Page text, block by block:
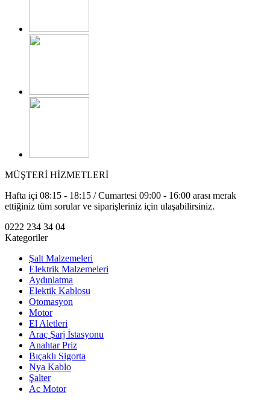
MÜŞTERİ HİZMETLERİ
Hafta içi 08:15 - 18:15 / Cumartesi 09:00 - 16:00 arası merak
ettiğiniz tüm sorular ve siparişleriniz için ulaşabilirsiniz.
0222 234 34 04
Kategoriler
Şalt Malzemeleri
Elektrik Malzemeleri
Aydınlatma
Elektik Kablosu
Otomasyon
Motor
El Aletleri
Araç Şarj İstasyonu
Anahtar Priz
Bıçaklı Sigorta
Nya Kablo
Şalter
Ac Motor